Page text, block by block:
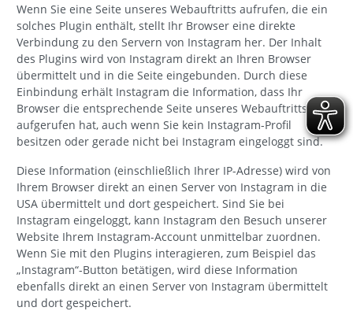
Wenn Sie eine Seite unseres Webauftritts aufrufen, die ein
solches Plugin enthält, stellt Ihr Browser eine direkte
Verbindung zu den Servern von Instagram her. Der Inhalt
des Plugins wird von Instagram direkt an Ihren Browser
übermittelt und in die Seite eingebunden. Durch diese
Einbindung erhält Instagram die Information, dass Ihr
Browser die entsprechende Seite unseres Webauftritts
aufgerufen hat, auch wenn Sie kein Instagram-Profil
besitzen oder gerade nicht bei Instagram eingeloggt sind.
Diese Information (einschließlich Ihrer IP-Adresse) wird von
Ihrem Browser direkt an einen Server von Instagram in die
USA übermittelt und dort gespeichert. Sind Sie bei
Instagram eingeloggt, kann Instagram den Besuch unserer
Website Ihrem Instagram-Account unmittelbar zuordnen.
Wenn Sie mit den Plugins interagieren, zum Beispiel das
„Instagram“-Button betätigen, wird diese Information
ebenfalls direkt an einen Server von Instagram übermittelt
und dort gespeichert.